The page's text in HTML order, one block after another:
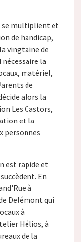
se multiplient et
de handicap,
vingtaine de
la
matériel,
de
alors la
Les Castors,
et la
personnes
est rapide et
En
à
Delémont qui
à
Hélios, à
de la